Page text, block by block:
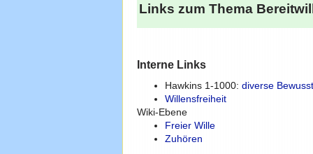
Links zum Thema
Interne Links
Hawkins 1-1000: diverse
Willensfreiheit
Wiki-Ebene
Freier Wille
Zuhören